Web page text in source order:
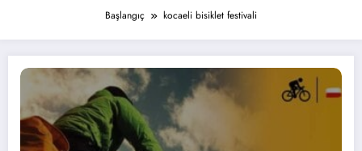
Başlangıç kocaeli bisiklet festivali